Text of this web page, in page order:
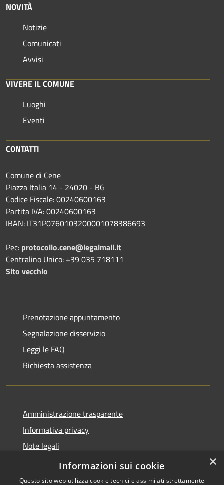
NOVITÀ
Notizie
Comunicati
Avvisi
VIVERE IL COMUNE
Luoghi
Eventi
CONTATTI
Comune di Cene
Piazza Italia 14 - 24020 - BG
Codice Fiscale: 00240600163
Partita IVA: 00240600163
IBAN: IT31P0760103200001078386693
Pec: protocollo.cene@legalmail.it
Centralino Unico: +39 035 718111
Sito vecchio
Prenotazione appuntamento
Segnalazione disservizio
Leggi le FAQ
Richiesta assistenza
Amministrazione trasparente
Informativa privacy
Note legali
Dichiarazione di accessibilità
×
Informazioni sui cookie
Questo sito web utilizza cookie tecnici e assimilati strettamente